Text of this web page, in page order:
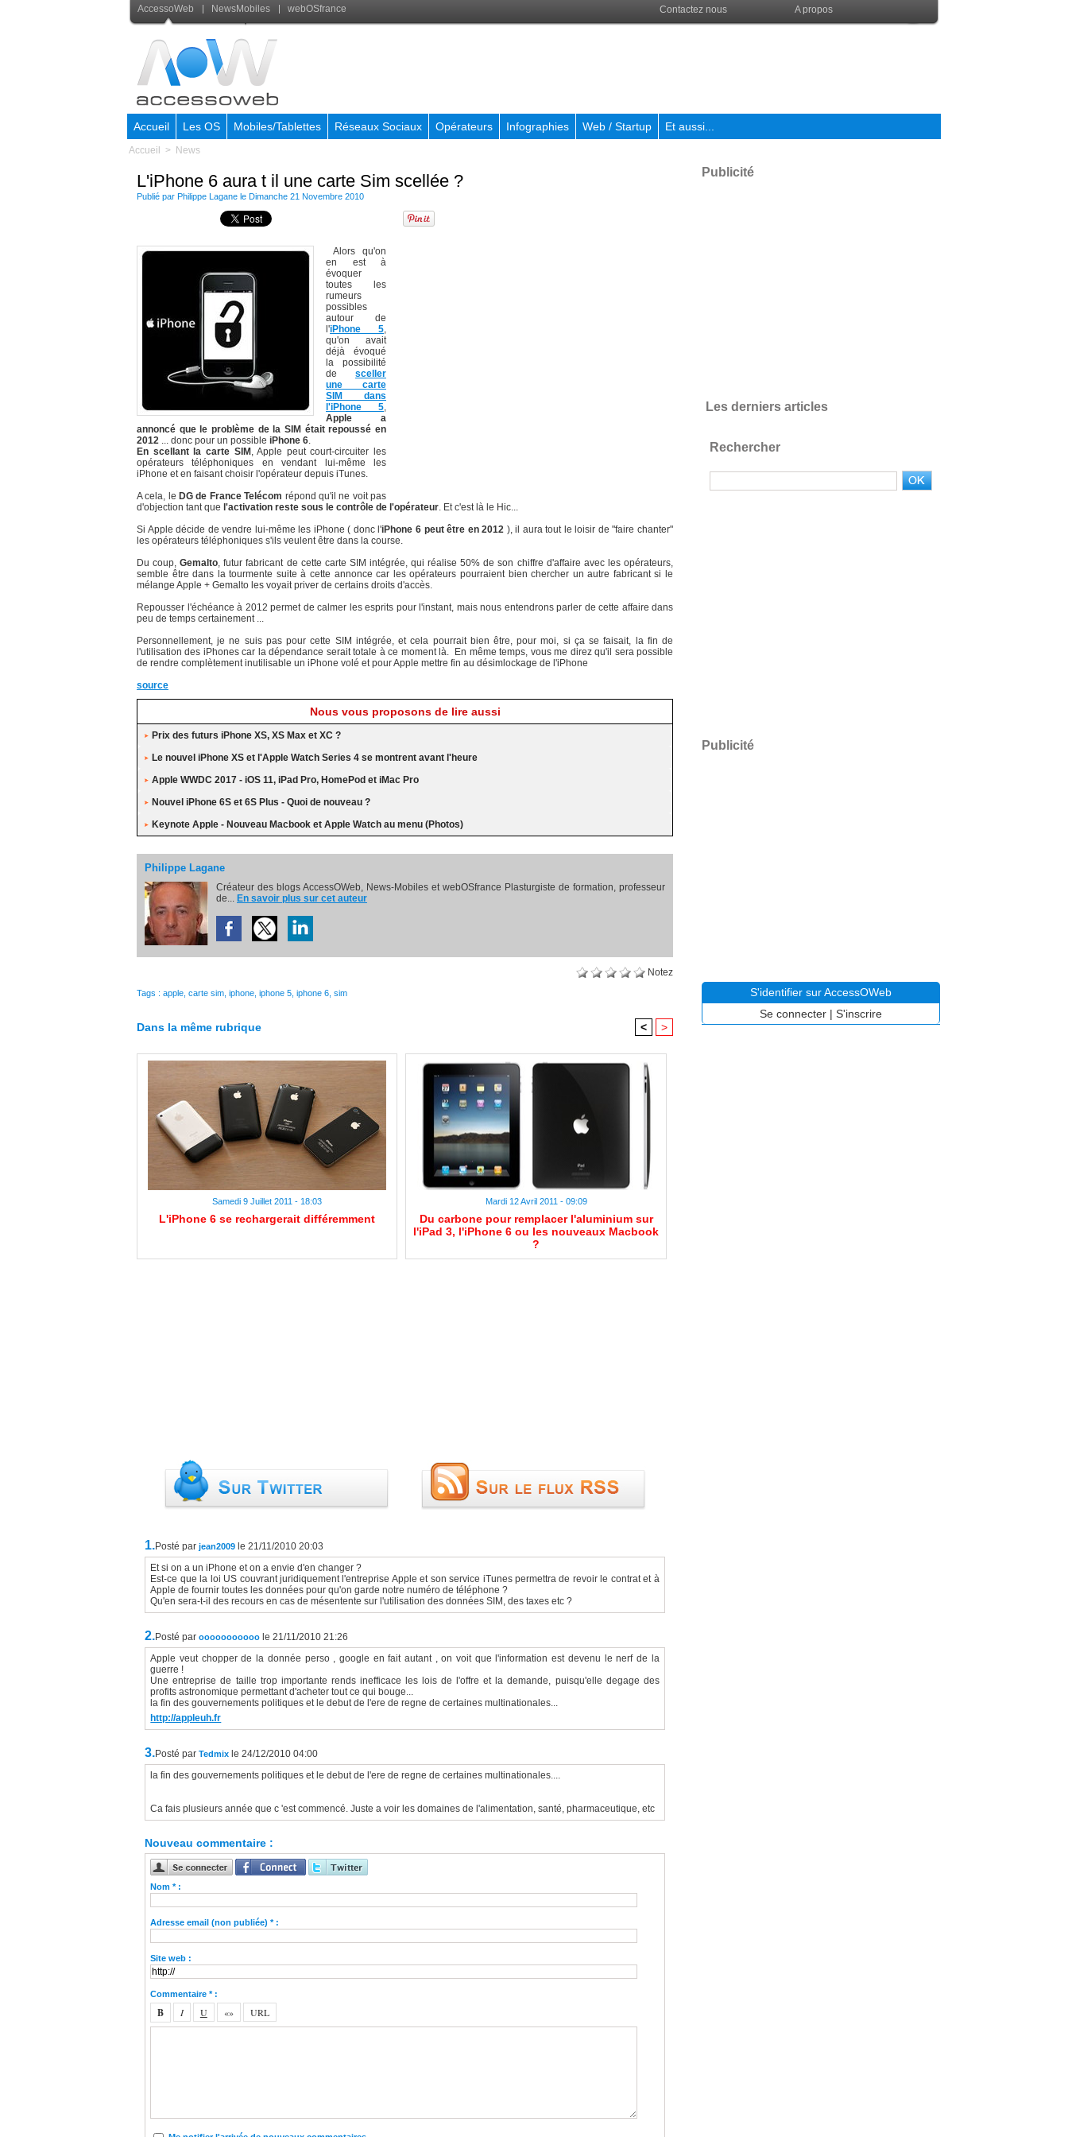
AccessoWeb NewsMobiles webOSfrance Contactez nous A propos
Accueil Les OS Mobiles/Tablettes Réseaux Sociaux Opérateurs Infographies Web / Startup Et aussi...
Accueil > News
L'iPhone 6 aura t il une carte Sim scellée ?
Publié par Philippe Lagane le Dimanche 21 Novembre 2010
Alors qu'on
en est à
évoquer
toutes les
rumeurs
possibles
autour de
l'iPhone 5,
qu'on avait
déjà évoqué
la possibilité
de sceller
une carte
SIM dans
l'iPhone 5,
Apple a
annoncé que le problème de la SIM était repoussé en
2012 ... donc pour un possible iPhone 6.
En scellant la carte SIM , Apple peut court-circuiter les
opérateurs téléphoniques en vendant lui-même les
iPhone et en faisant choisir l'opérateur depuis iTunes.
A cela, le DG de France Telécom répond qu'il ne voit pas
d'objection tant que l'activation reste sous le contrôle de l'opérateur. Et c'est là le Hic...
Si Apple décide de vendre lui-même les iPhone ( donc l'iPhone 6 peut être en 2012 ), il aura tout le loisir de "faire chanter"
les opérateurs téléphoniques s'ils veulent être dans la course.
Du coup,Gemalto, futur fabricant de cette carte SIM intégrée, qui réalise 50% de son chiffre d'affaire avec les opérateurs,
semble être dans la tourmente suite à cette annonce car les opérateurs pourraient bien chercher un autre fabricant si le
mélange Apple + Gemalto les voyait priver de certains droits d'accès.
Repousser l'échéance à 2012 permet de calmer les esprits pour l'instant, mais nous entendrons parler de cette affaire dans
peu de temps certainement ...
Personnellement, je ne suis pas pour cette SIM intégrée, et cela pourrait bien être, pour moi, si ça se faisait, la fin de
l'utilisation des iPhones car la dépendance serait totale à ce moment là. En même temps, vous me direz qu'il sera possible
de rendre complètement inutilisable un iPhone volé et pour Apple mettre fin au désimlockage de l'iPhone
source
Nous vous proposons de lire aussi
Prix des futurs iPhone XS, XS Max et XC ?
Le nouvel iPhone XS et l'Apple Watch Series 4 se montrent avant l'heure
Apple WWDC 2017 - iOS 11, iPad Pro, HomePod et iMac Pro
Nouvel iPhone 6S et 6S Plus - Quoi de nouveau ?
Keynote Apple - Nouveau Macbook et Apple Watch au menu (Photos)
Philippe Lagane
Créateur des blogs AccessOWeb, News-Mobiles et webOSfrance Plasturgiste de formation, professeur
de... En savoir plus sur cet auteur
Notez
Tags : apple carte sim iphone iphone 5 iphone 6 sim
Dans la même rubrique < >
Samedi 9 Juillet 2011 - 18:03
L'iPhone 6 se rechargerait différemment
Mardi 12 Avril 2011 - 09:09
Du carbone pour remplacer l'aluminium sur
l'iPad 3, l'iPhone 6 ou les nouveaux Macbook
?
1.Posté par jean2009 le 21/11/2010 20:03
Et si on a un iPhone et on a envie d'en changer ?
Est-ce que la loi US couvrant juridiquement l'entreprise Apple et son service iTunes permettra de revoir le contrat et à
Apple de fournir toutes les données pour qu'on garde notre numéro de téléphone ?
Qu'en sera-t-il des recours en cas de mésentente sur l'utilisation des données SIM, des taxes etc ?
2.Posté par ooooooooooo le 21/11/2010 21:26
Apple veut chopper de la donnée perso , google en fait autant , on voit que l'information est devenu le nerf de la
guerre !
Une entreprise de taille trop importante rends inefficace les lois de l'offre et la demande, puisqu'elle degage des
profits astronomique permettant d'acheter tout ce qui bouge...
la fin des gouvernements politiques et le debut de l'ere de regne de certaines multinationales...
http://appleuh.fr
3.Posté par Tedmix le 24/12/2010 04:00
la fin des gouvernements politiques et le debut de l'ere de regne de certaines multinationales....
Ca fais plusieurs année que c 'est commencé. Juste a voir les domaines de l'alimentation, santé, pharmaceutique, etc
Nouveau commentaire :
Nom * :
Adresse email (non publiée) * :
Site web :
Commentaire * :
Publicité
Les derniers articles
Rechercher
Publicité
S'identifier sur AccessOWeb
Se connecter | S'inscrire